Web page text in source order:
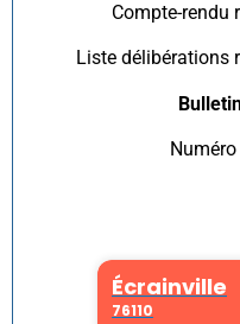
Compte-rendu
Liste délibérations